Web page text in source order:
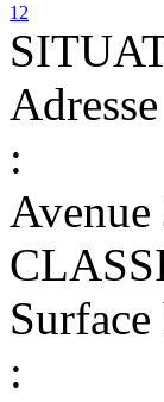
1 2
Adresse
:
: